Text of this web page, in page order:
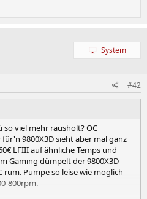
System
#42
viel mehr rausholt? OC
9800X3D sieht aber mal ganz
LFIII auf ähnliche Temps und
Gaming dümpelt der 9800X3D
rum. Pumpe so leise wie möglich
800rpm.